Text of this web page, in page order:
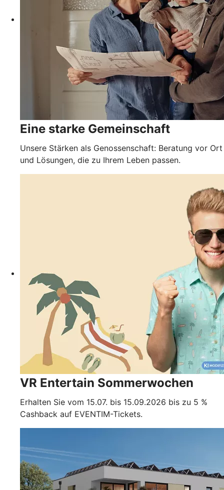
Eine starke Gemeinschaft
Unsere Stärken als Genossenschaft: Beratung vor Ort
und Lösungen, die zu Ihrem Leben passen.
VR Entertain Sommerwochen
Erhalten Sie vom 15.07. bis 15.09.2026 bis zu 5 %
Cashback auf EVENTIM-Tickets.